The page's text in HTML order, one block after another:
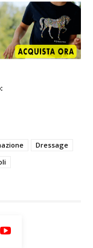
Dressage